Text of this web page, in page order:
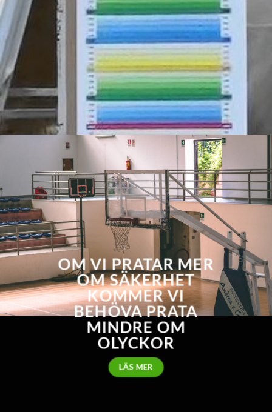
OM VI PRATAR MER
OM SÄKERHET
KOMMER VI
BEHÖVA PRATA
MINDRE OM
OLYCKOR
LÄS MER